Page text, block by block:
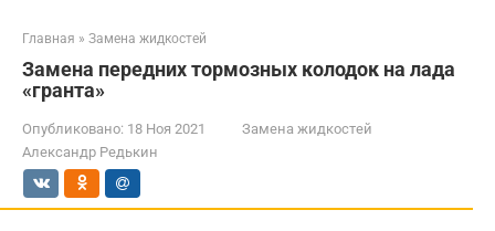
Главная » Замена жидкостей
Замена передних тормозных колодок на лада
«гранта»
Опубликовано: 18 Ноя 2021
Замена жидкостей
Александр Редькин